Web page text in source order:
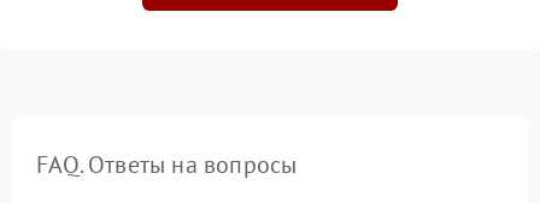
FAQ. Ответы на вопросы